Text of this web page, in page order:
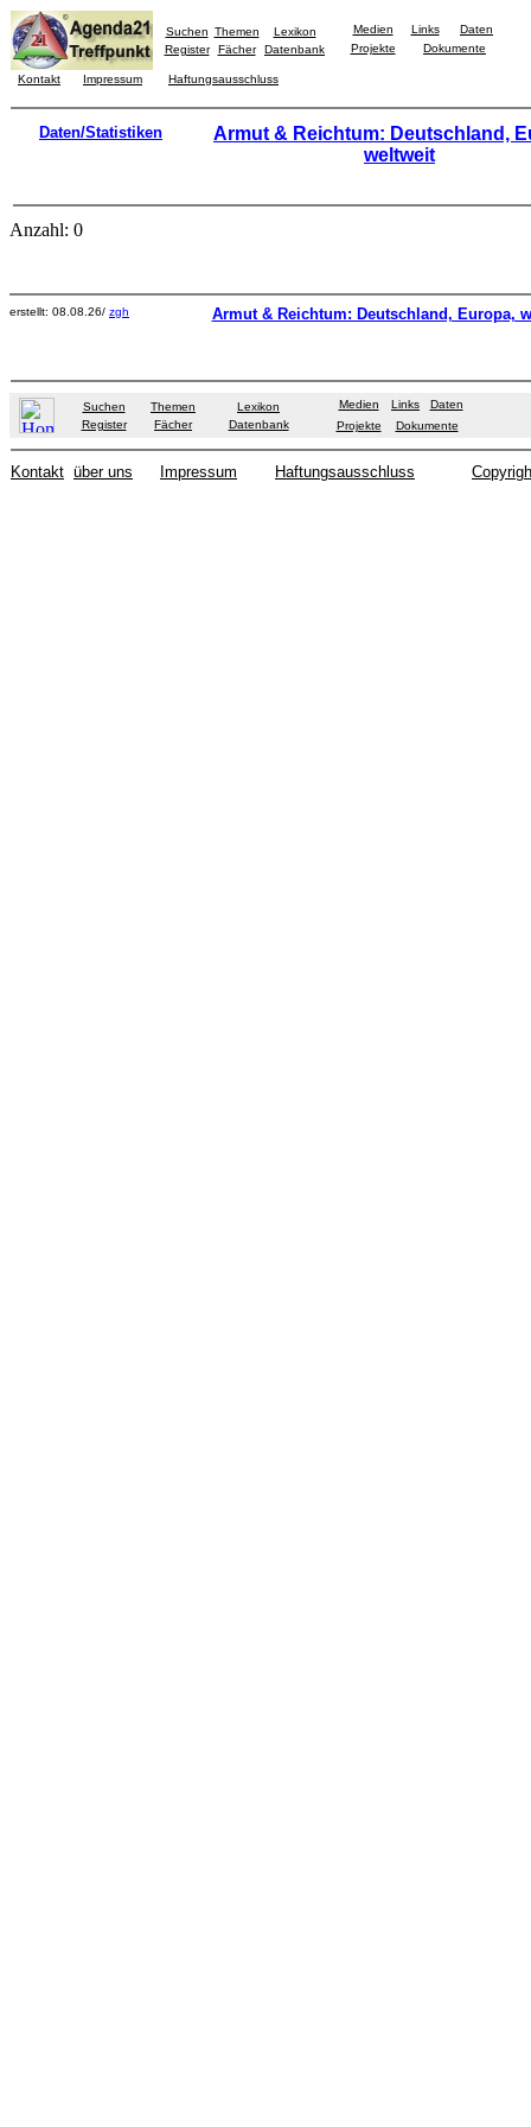
Suchen Themen
Lexikon
Register
Fächer Datenbank
Medien Links
Daten
Projekte
Dokumente
Kontakt Impressum Haftungsausschluss
Daten/Statistiken
Armut & Reichtum: Deutschland,
weltweit
Anzahl: 0
erstellt: 08.08.26/ zgh Armut & Reichtum: Deutschland, Europa,
Suchen Themen
Lexikon
Register
Fächer Datenbank
Medien Links
Daten
Projekte
Dokumente
Kontakt über uns Impressum Haftungsausschluss